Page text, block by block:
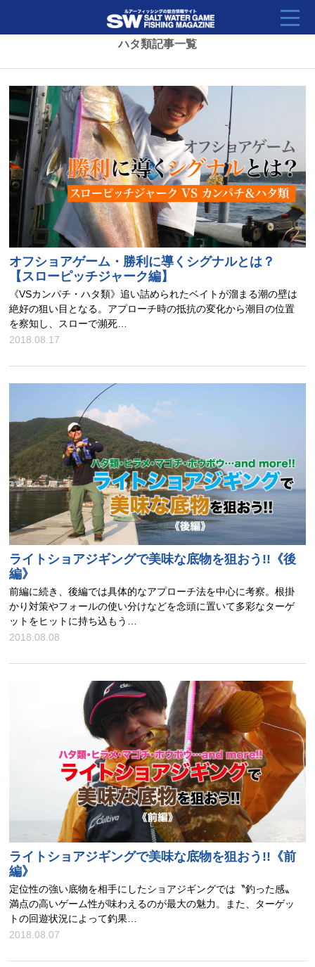
ハタ類記事一覧
オフショアゲーム・勝利に導くシグナルとは？
【スローピッチジャーク編】
《VSカンパチ・ハタ類》追い詰められたベイトが溜まる潮の壁は
絶好の狙い目となる。アプローチ時の抵抗の変化から潮目の位置
を察知し、スローで瀕死…
2018.08.17
ライトショアジギングで美味な底物を狙おう!!《後
編》
前編に続き、後編では具体的なアプローチ法を中心に考察。根掛
かり対策やフォールの使い分けなどを念頭に置いて多彩なターゲ
ットをヒットに持ち込もう…
2018.08.08
ライトショアジギングで美味な底物を狙おう!!《前
編》
定位性の強い底物を相手にしたショアジギングでは〝釣った感〟
満点の高いゲーム性が味わえるのが最大の魅力。また、ターゲッ
トの回遊状況によって釣果…
2018.08.07